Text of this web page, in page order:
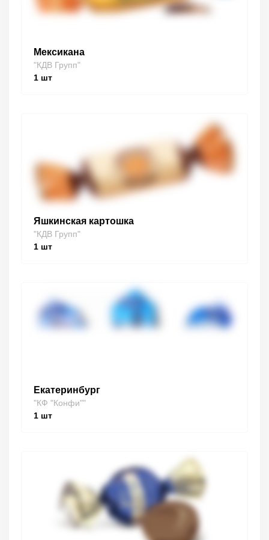
Мексикана
"КДВ Групп"
1 шт
Яшкинская картошка
"КДВ Групп"
1 шт
Екатеринбург
"КФ "Конфи""
1 шт